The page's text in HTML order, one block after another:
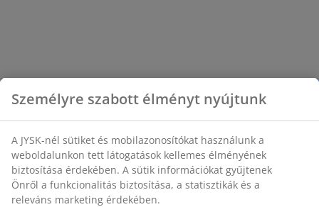
Személyre szabott élményt nyújtunk
A JYSK-nél sütiket és mobilazonosítókat használunk a
weboldalunkon tett látogatások kellemes élményének
biztosítása érdekében. A sütik információkat gyűjtenek
Önről a funkcionalitás biztosítása, a statisztikák és a
releváns marketing érdekében.